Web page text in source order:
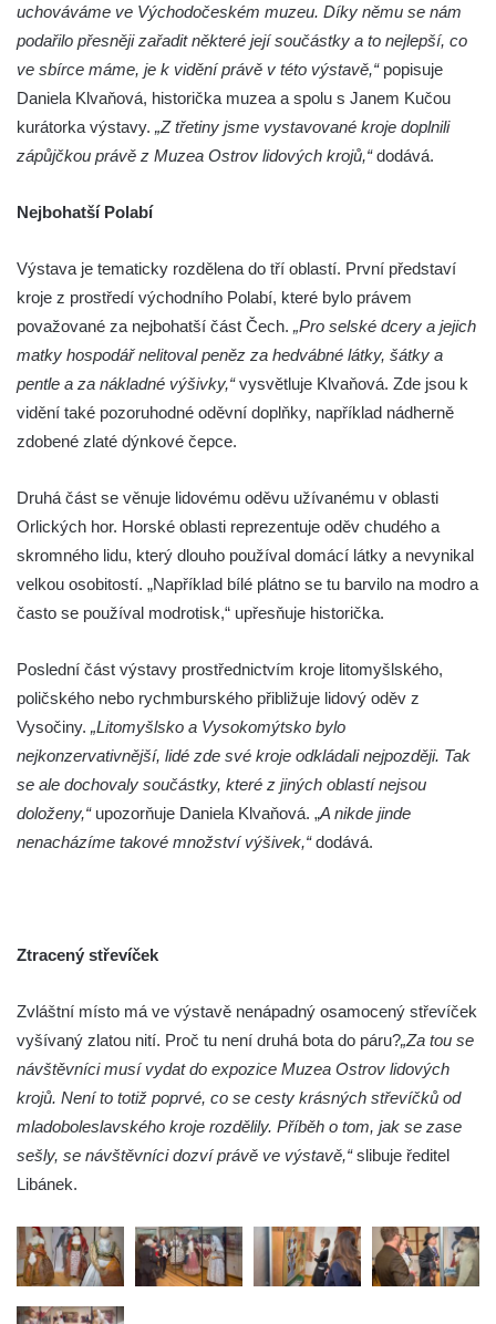
uchováváme ve Východočeském muzeu. Díky němu se nám
podařilo přesněji zařadit některé její součástky a to nejlepší, co
ve sbírce máme, je k vidění právě v této výstavě,“popisuje
Daniela Klvaňová, historička muzea a spolu s Janem Kučou
kurátorka výstavy. „Z třetiny jsme vystavované kroje doplnili
zápůjčkou právě z Muzea Ostrov lidových krojů,“dodává.
Nejbohatší Polabí
Výstava je tematicky rozdělena do tří oblastí. První představí
kroje z prostředí východního Polabí, které bylo právem
považované za nejbohatší část Čech. „Pro selské dcery a jejich
matky hospodář nelitoval peněz za hedvábné látky, šátky a
pentle a za nákladné výšivky,“vysvětluje Klvaňová. Zde jsou k
vidění také pozoruhodné oděvní doplňky, například nádherně
zdobené zlaté dýnkové čepce.
Druhá část se věnuje lidovému oděvu užívanému v oblasti
Orlických hor. Horské oblasti reprezentuje oděv chudého a
skromného lidu, který dlouho používal domácí látky a nevynikal
velkou osobitostí. „Například bílé plátno se tu barvilo na modro a
často se používal modrotisk,“ upřesňuje historička.
Poslední část výstavy prostřednictvím kroje litomyšlského,
poličského nebo rychmburského přibližuje lidový oděv z
Vysočiny. „Litomyšlsko a Vysokomýtsko bylo
nejkonzervativnější, lidé zde své kroje odkládali nejpozději. Tak
se ale dochovaly součástky, které z jiných oblastí nejsou
doloženy,“upozorňuje Daniela Klvaňová. „A nikde jinde
nenacházíme takové množství výšivek,“dodává.
Ztracený střevíček
Zvláštní místo má ve výstavě nenápadný osamocený střevíček
vyšívaný zlatou nití. Proč tu není druhá bota do páru?„Za tou se
návštěvníci musí vydat do expozice Muzea Ostrov lidových
krojů. Není to totiž poprvé, co se cesty krásných střevíčků od
mladoboleslavského kroje rozdělily. Příběh o tom, jak se zase
sešly, se návštěvníci dozví právě ve výstavě,“slibuje ředitel
Libánek.